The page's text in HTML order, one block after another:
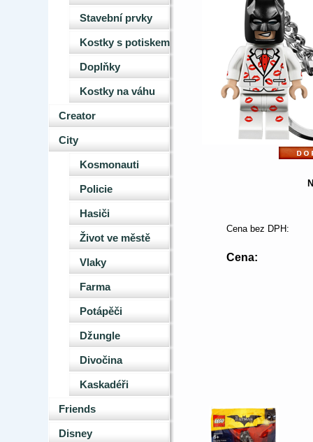
Stavební prvky
Kostky s potiskem
Doplňky
Kostky na váhu
Creator
City
Kosmonauti
Policie
Hasiči
Život ve městě
Vlaky
Farma
Potápěči
Džungle
Divočina
Kaskadéři
Friends
Disney
Cena bez DPH:
Cena: